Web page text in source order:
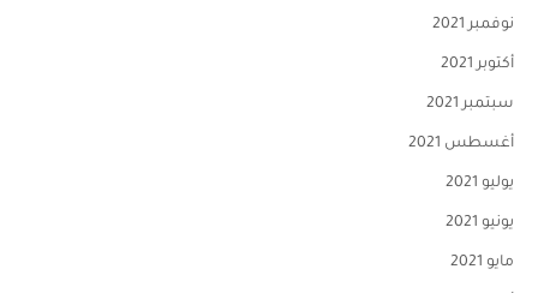
نوفمبر 2021
أكتوبر 2021
سبتمبر 2021
أغسطس 2021
يوليو 2021
يونيو 2021
مايو 2021